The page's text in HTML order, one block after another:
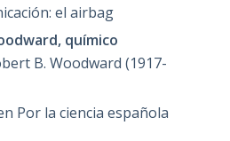
el airbag
químico
B. Woodward (1917-
Por la ciencia española